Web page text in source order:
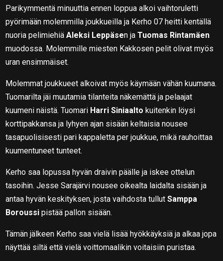
Parikymmentä minuuttia ennen loppua alkoi vaihtoruletti
pyörimään molemmilla joukkueilla ja Kerho 07 heitti kentällä
nuoria pelimiehiäAleksi Leppäsen jaTuomas Rintamäen
muodossa. Molemmille miesten Kakkosen pelit olivat myös
uran ensimmäiset.
Molemmat joukkueet alkoivat myös käymään vähän kuumana.
Tuomarilta jäi muutamia tilanteita näkemättä ja pelaajat
kuumeni näistä. Tuomari Harri Siniaalto kuitenkin löysi
korttipakkansa ja lyhyen ajan sisään keltaisia nousee
tasapuolisisesti pari kappaletta per joukkue, mikä rauhoittaa
kuumentuneet tunteet.
Kerho saa lopussa hyvän draivin päälle ja iskee ottelun
tasoihin. Jesse Sarajärvi nousee oikealta laidalta sisään ja
antaa hyvän keskityksen, josta vaihdosta tullutSamppa
Boroussi pistää pallon sisään.
Tämän jälkeen Kerho saa vielä lisää hyökkäyksiä ja alkaa jopa
näyttää siltä että vielä voittomaalikin voitaisiin puristaa.